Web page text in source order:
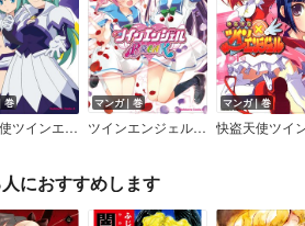
巻
快盗天使ツインエンジェル コミックアラカルト ファントムSide
マンガ｜巻
ツインエンジェルBREAK
マンガ｜巻
におすすめします